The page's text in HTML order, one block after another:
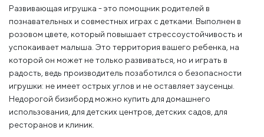
Развивающая игрушка - это помощник родителей в
познавательных и совместных играх с детками. Выполнен в
розовом цвете, который повышает стрессоустойчивость и
успокаивает малыша. Это территория вашего ребенка, на
которой он может не только развиваться, но и играть в
радость, ведь производитель позаботился о безопасности
игрушки: не имеет острых углов и не оставляет заусенцы.
Недорогой бизиборд можно купить для домашнего
использования, для детских центров, детских садов, для
ресторанов и клиник.